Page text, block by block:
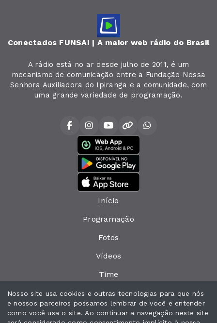
Conectados FUNSAI | A maior web rádio do Brasil
A rádio está no ar desde julho de 2011, é um
mecanismo de comunicação entre a Fundação Nossa
Senhora Auxiliadora do Ipiranga e a comunidade, com
uma grande variedade de programação.
Início
Programação
Fotos
Vídeos
Time
Política de privacidade
Interno
Nosso site usa cookies e outras tecnologias para que nós
e nossos parceiros possamos lembrar de você e entender
como você usa o site. Ao continuar a navegação neste site